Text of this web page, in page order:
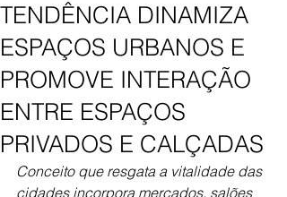
TENDÊNCIA DINAMIZA
ESPAÇOS URBANOS E
PROMOVE INTERAÇÃO
ENTRE ESPAÇOS
PRIVADOS E CALÇADAS
Conceito que resgata a vitalidade das
cidades incorpora mercados, salões